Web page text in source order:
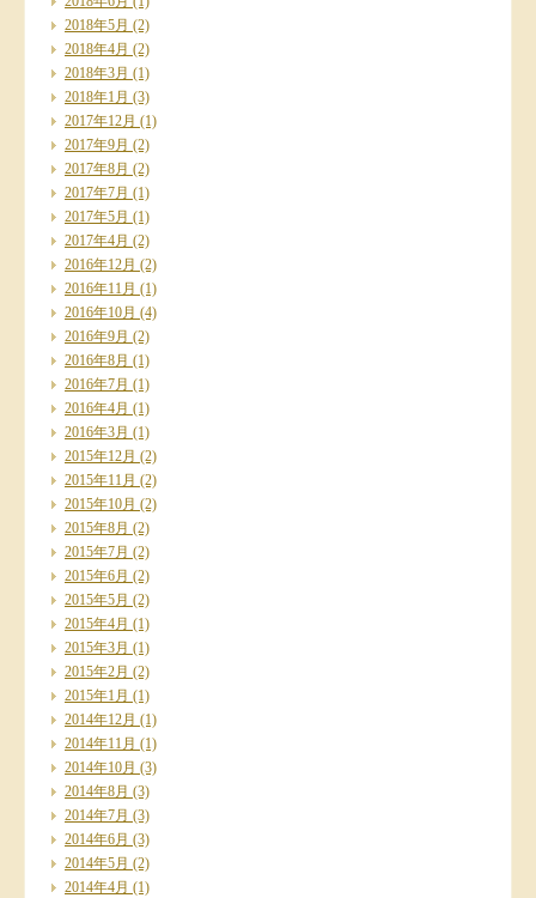
2018年5月 (2)
2018年4月 (2)
2018年3月 (1)
2018年1月 (3)
2017年12月 (1)
2017年9月 (2)
2017年8月 (2)
2017年7月 (1)
2017年5月 (1)
2017年4月 (2)
2016年12月 (2)
2016年11月 (1)
2016年10月 (4)
2016年9月 (2)
2016年8月 (1)
2016年7月 (1)
2016年4月 (1)
2016年3月 (1)
2015年12月 (2)
2015年11月 (2)
2015年10月 (2)
2015年8月 (2)
2015年7月 (2)
2015年6月 (2)
2015年5月 (2)
2015年4月 (1)
2015年3月 (1)
2015年2月 (2)
2015年1月 (1)
2014年12月 (1)
2014年11月 (1)
2014年10月 (3)
2014年8月 (3)
2014年7月 (3)
2014年6月 (3)
2014年5月 (2)
2014年4月 (1)